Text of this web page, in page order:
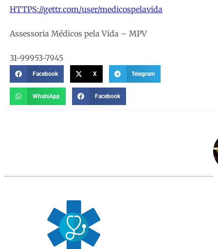
HTTPS://gettr.com/user/medicospelavida
Assessoria Médicos pela Vida – MPV
31-99953-7945
Facebook X Telegram
WhatsApp Facebook